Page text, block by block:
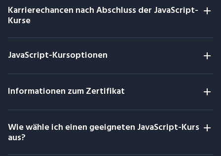
Karrierechancen nach Abschluss der JavaScript-
Kurse
JavaScript-Kursoptionen
Informationen zum Zertifikat
Wie wähle ich einen geeigneten JavaScript-Kurs
aus?